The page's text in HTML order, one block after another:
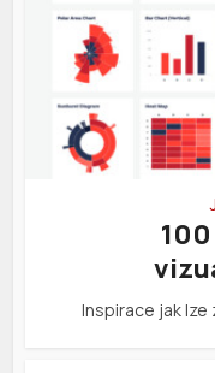
Inspirace jak